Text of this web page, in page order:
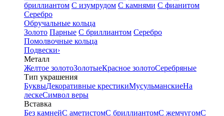
бриллиантом С изумрудом С камнями С фианитом
Серебро
Обручальные кольца
Золото Парные С бриллиантом Серебро
Помолвочные кольца
Подвески›
Металл
Желтое золотоЗолотыеКрасное золотоСеребряные
Тип украшения
БуквыДекоративные крестикиМусульманскиеНа
лескеСимвол веры
Вставка
Без камнейС аметистомС бриллиантомС жемчугомС